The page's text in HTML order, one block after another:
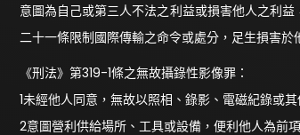
意圖為自己或第三人不法之利益或損害他人之利
二十一條限制國際傳輸之命令或處分，足生損害
《刑法》第319-1條之無故攝錄性影像罪：
1未經他人同意，無故以照相、錄影、電磁紀錄或
2意圖營利供給場所、工具或設備，便利他人為前